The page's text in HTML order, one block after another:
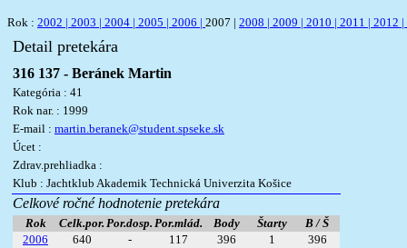
Rok : 2002 | 2003 | 2004 | 2005 | 2006 | 2007 | 2008 | 2009 | 2010 | 2011 | 2012 |
Detail pretekára
316 137 - Beránek Martin
Kategória : 41
Rok nar. : 1999
E-mail : martin.beranek@student.spseke.sk
Úcet :
Zdrav.prehliadka :
Klub : Jachtklub Akademik Technická Univerzita Košice
Celkové ročné hodnotenie pretekára
Rok Celk.por. Por.dosp. Por.mlád. Body Štarty
B / Š
2006
640 - 117 396 1
396